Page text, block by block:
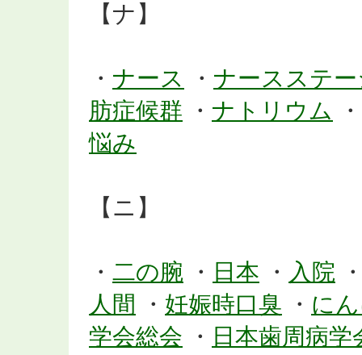
【ナ】
・ ナース ・ ナースステ
肪症候群 ・ ナトリウム
・
悩み
【ニ】
・ 二の腕 ・ 日本 ・ 入院
人間
・ 妊娠時口臭 ・ に
学会総会 ・ 日本歯周病学